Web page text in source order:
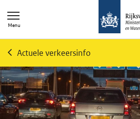
Menu
Actuele verkeersinfo